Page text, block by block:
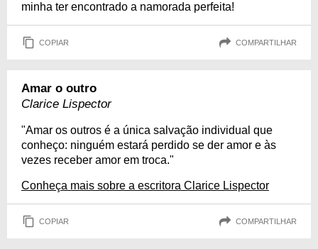
minha ter encontrado a namorada perfeita!
COPIAR COMPARTILHAR
Amar o outro
Clarice Lispector
"Amar os outros é a única salvação individual que
conheço: ninguém estará perdido se der amor e às
vezes receber amor em troca."
Conheça mais sobre a escritora Clarice Lispector
COPIAR COMPARTILHAR